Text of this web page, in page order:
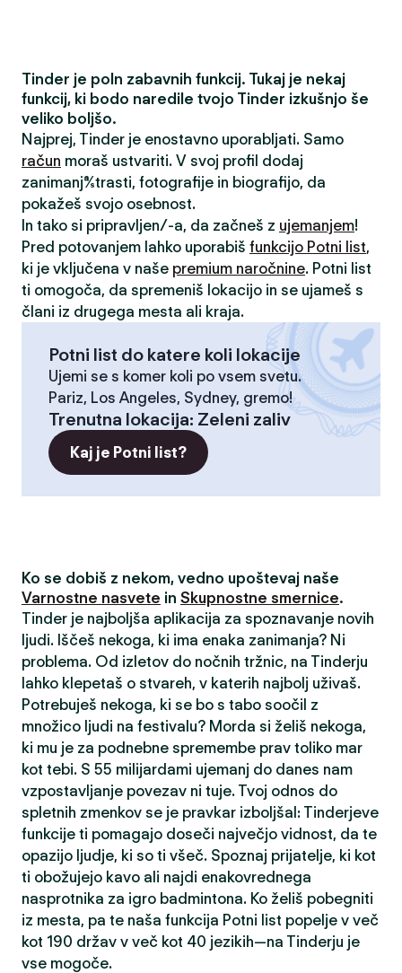
Tinder je poln zabavnih funkcij. Tukaj je nekaj
funkcij, ki bodo naredile tvojo Tinder izkušnjo še
veliko boljšo.
Najprej, Tinder je enostavno uporabljati. Samo
račun moraš ustvariti. V svoj profil dodaj
zanimanja/strasti, fotografije in biografijo, da
pokažeš svojo osebnost.
In tako si pripravljen/-a, da začneš z ujemanjem!
Pred potovanjem lahko uporabiš funkcijo Potni list,
ki je vključena v naše premium naročnine. Potni list
ti omogoča, da spremeniš lokacijo in se ujameš s
člani iz drugega mesta ali kraja.
Potni list do katere koli lokacije
Ujemi se s komer koli po vsem svetu.
Pariz, Los Angeles, Sydney, gremo!
Trenutna lokacija: Zeleni zaliv
Kaj je Potni list?
Ko se dobiš z nekom, vedno upoštevaj naše
Varnostne nasvete in Skupnostne smernice.
Tinder je najboljša aplikacija za spoznavanje novih
ljudi. Iščeš nekoga, ki ima enaka zanimanja? Ni
problema. Od izletov do nočnih tržnic, na Tinderju
lahko klepetaš o stvareh, v katerih najbolj uživaš.
Potrebuješ nekoga, ki se bo s tabo soočil z
množico ljudi na festivalu? Morda si želiš nekoga,
ki mu je za podnebne spremembe prav toliko mar
kot tebi. S 55 milijardami ujemanj do danes nam
vzpostavljanje povezav ni tuje. Tvoj odnos do
spletnih zmenkov se je pravkar izboljšal: Tinderjeve
funkcije ti pomagajo doseči največjo vidnost, da te
opazijo ljudje, ki so ti všeč. Spoznaj prijatelje, ki kot
ti obožujejo kavo ali najdi enakovrednega
nasprotnika za igro badmintona. Ko želiš pobegniti
iz mesta, pa te naša funkcija Potni list popelje v več
kot 190 držav v več kot 40 jezikih—na Tinderju je
vse mogoče.